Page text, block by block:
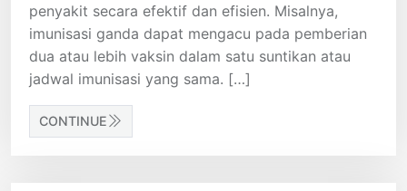
penyakit secara efektif dan efisien. Misalnya,
imunisasi ganda dapat mengacu pada pemberian
dua atau lebih vaksin dalam satu suntikan atau
jadwal imunisasi yang sama. […]
CONTINUE